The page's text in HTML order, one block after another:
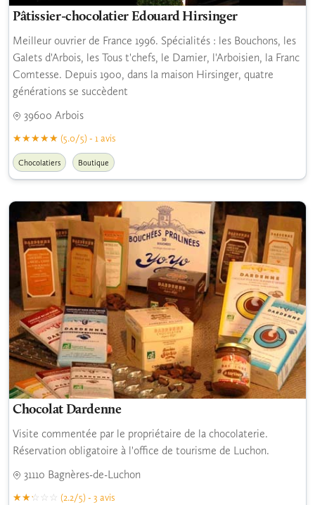
Pâtissier-chocolatier Edouard Hirsinger
Meilleur ouvrier de France 1996. Spécialités : les Bouchons, les
Galets d'Arbois, les Tous t'chefs, le Damier, l'Arboisien, la Franc
Comtesse. Depuis 1900, dans la maison Hirsinger, quatre
générations se succèdent
39600 Arbois
(5.0/5) - 1 avis
Chocolatiers Boutique
Chocolat Dardenne
Visite commentée par le propriétaire de la chocolaterie.
Réservation obligatoire à l'office de tourisme de Luchon.
31110 Bagnères-de-Luchon
(2.2/5) - 3 avis